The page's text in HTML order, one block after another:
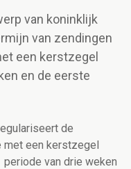
van koninklijk
van zendingen
een kerstzegel
en de eerste
de
een kerstzegel
van drie weken